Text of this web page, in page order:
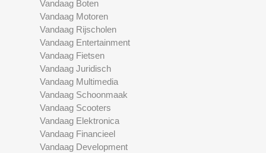
Vandaag Boten
Vandaag Motoren
Vandaag Rijscholen
Vandaag Entertainment
Vandaag Fietsen
Vandaag Juridisch
Vandaag Multimedia
Vandaag Schoonmaak
Vandaag Scooters
Vandaag Elektronica
Vandaag Financieel
Vandaag Development